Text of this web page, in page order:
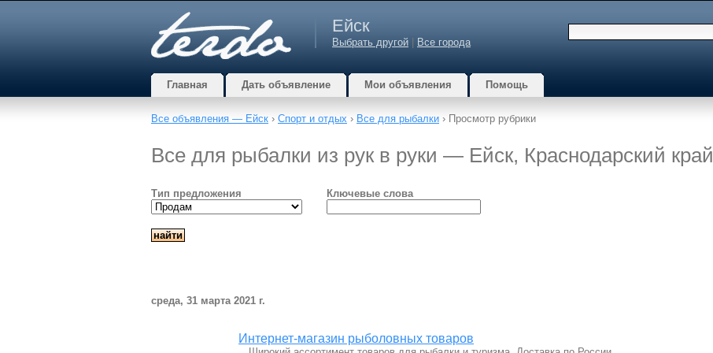
Ейск
Выбрать другой Все города
Главная Дать объявление Мои объявления Помощь
Все объявления — Ейск › Спорт и отдых › Все для рыбалки › Просмотр рубрики
Все для рыбалки из рук в руки — Ейск, Краснодарский край
Тип предложения Ключевые слова
среда, 31 марта 2021 г.
Интернет-магазин рыболовных товаров